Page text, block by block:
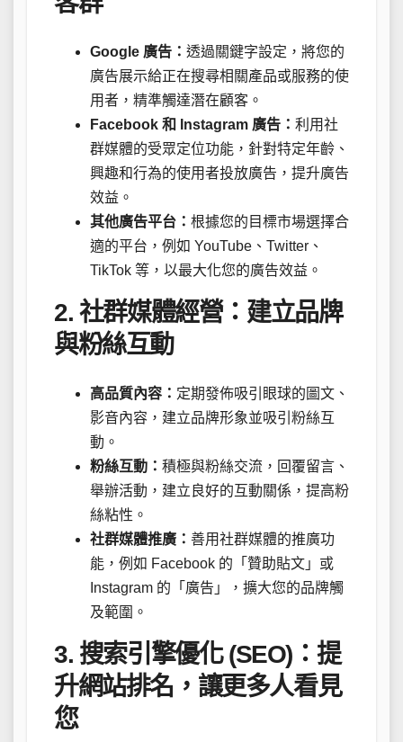
Google 廣告： 透過關鍵字設定，將您的
廣告展示給正在搜尋相關產品或服務的使
用者，精準觸達潛在顧客。
Facebook 和 Instagram 廣告： 利用社
群媒體的受眾定位功能，針對特定年齡、
興趣和行為的使用者投放廣告，提升廣告
效益。
其他廣告平台： 根據您的目標市場選擇合
適的平台，例如 YouTube、Twitter、
TikTok 等，以最大化您的廣告效益。
2. 社群媒體經營：建立品牌
與粉絲互動
高品質內容： 定期發佈吸引眼球的圖文、
影音內容，建立品牌形象並吸引粉絲互
動。
粉絲互動： 積極與粉絲交流，回覆留言、
舉辦活動，建立良好的互動關係，提高粉
絲粘性。
社群媒體推廣： 善用社群媒體的推廣功
能，例如 Facebook 的「贊助貼文」或
Instagram 的「廣告」，擴大您的品牌觸
及範圍。
3. 搜索引擎優化 (SEO)：提
升網站排名，讓更多人看見
您